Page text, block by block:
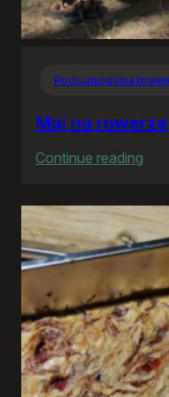
Podsumowania
Maj na rowerze
Continue reading
na